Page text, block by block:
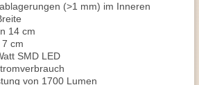
(>1 mm) im Inneren
14 cm
cm
SMD LED
von 1700 Lumen